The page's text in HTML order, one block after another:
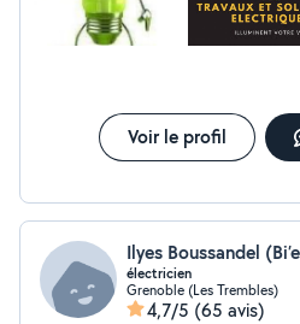
Voir le profil
Ilyes Boussandel
électricien
Grenoble (Les Trembles)
4,7/5 (65 avis)